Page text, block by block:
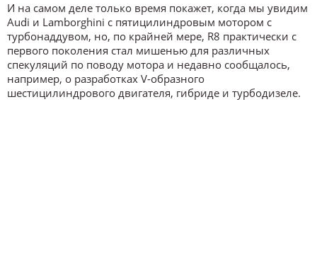
И на самом деле только время покажет, когда мы увидим
Audi и Lamborghini с пятицилиндровым мотором с
турбонаддувом, но, по крайней мере, R8 практически с
первого поколения стал мишенью для различных
спекуляций по поводу мотора и недавно сообщалось,
например, о разработках V-образного
шестицилиндрового двигателя, гибриде и турбодизеле.